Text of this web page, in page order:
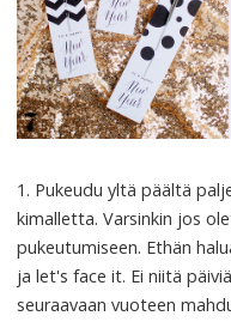
1. Pukeudu yltä päältä
kimalletta. Varsinkin jos
pukeutumiseen. Ethän
ja let's face it. Ei niitä
seuraavaan vuoteen